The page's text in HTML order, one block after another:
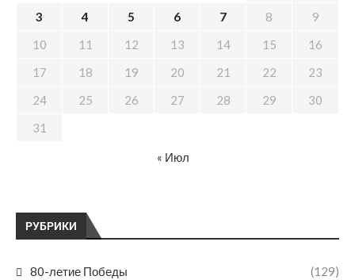
РУБРИКИ
80-летие Победы (129)
3
4 5 6 7 8
9
10
11 12 13 14 15
16
17
18 19 20 21 22
23
24
25 26 27 28 29
30
31
« Июл